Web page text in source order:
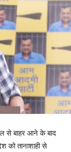
से बाहर आने के बाद
को तानाशाही से